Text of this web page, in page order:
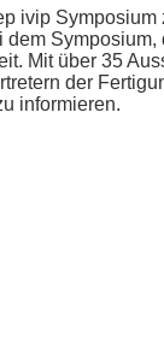
ivip
Mit über 35
der
informieren.